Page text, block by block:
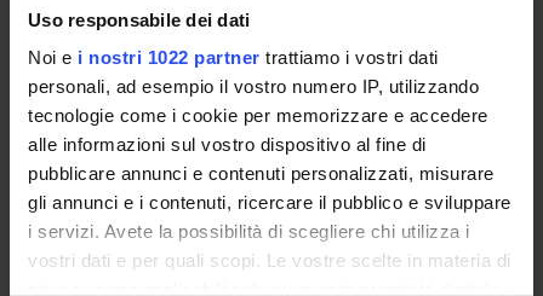
Uso responsabile dei dati
Noi e i nostri 1022 partner trattiamo i vostri dati
personali, ad esempio il vostro numero IP, utilizzando
tecnologie come i cookie per memorizzare e accedere
alle informazioni sul vostro dispositivo al fine di
pubblicare annunci e contenuti personalizzati, misurare
gli annunci e i contenuti, ricercare il pubblico e sviluppare
i servizi. Avete la possibilità di scegliere chi utilizza i
vostri dati e per quali scopi. Le vostre scelte in materia di
Per una storia dell'epistolografia nel Settecento
ACTIVITIES
RESEARCH AREAS
RESEARCH GROUPS